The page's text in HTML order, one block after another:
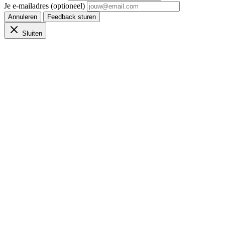
Je e-mailadres (optioneel)
Annuleren Feedback sturen
Sluiten